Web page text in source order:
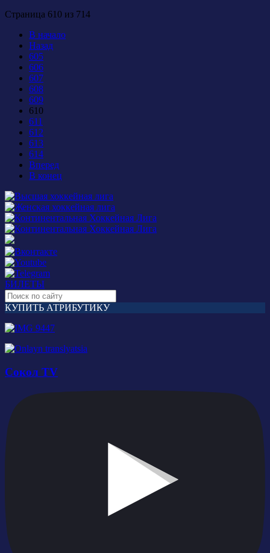
Страница 610 из 714
В начало
Назад
605
606
607
608
609
610
611
612
613
614
Вперед
В конец
БИЛЕТЫ
КУПИТЬ АТРИБУТИКУ
Сокол TV